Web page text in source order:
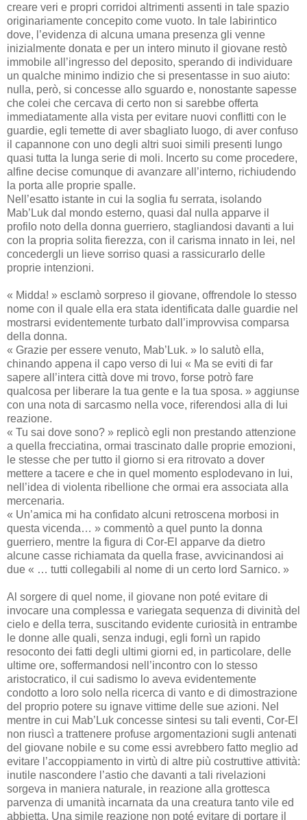
creare veri e propri corridoi altrimenti assenti in tale spazio
originariamente concepito come vuoto. In tale labirintico
dove, l’evidenza di alcuna umana presenza gli venne
inizialmente donata e per un intero minuto il giovane restò
immobile all’ingresso del deposito, sperando di individuare
un qualche minimo indizio che si presentasse in suo aiuto:
nulla, però, si concesse allo sguardo e, nonostante sapesse
che colei che cercava di certo non si sarebbe offerta
immediatamente alla vista per evitare nuovi conflitti con le
guardie, egli temette di aver sbagliato luogo, di aver confuso
il capannone con uno degli altri suoi simili presenti lungo
quasi tutta la lunga serie di moli. Incerto su come procedere,
alfine decise comunque di avanzare all’interno, richiudendo
la porta alle proprie spalle.
Nell’esatto istante in cui la soglia fu serrata, isolando
Mab’Luk dal mondo esterno, quasi dal nulla apparve il
profilo noto della donna guerriero, stagliandosi davanti a lui
con la propria solita fierezza, con il carisma innato in lei, nel
concedergli un lieve sorriso quasi a rassicurarlo delle
proprie intenzioni.
« Midda! » esclamò sorpreso il giovane, offrendole lo stesso
nome con il quale ella era stata identificata dalle guardie nel
mostrarsi evidentemente turbato dall’improvvisa comparsa
della donna.
« Grazie per essere venuto, Mab’Luk. » lo salutò ella,
chinando appena il capo verso di lui « Ma se eviti di far
sapere all’intera città dove mi trovo, forse potrò fare
qualcosa per liberare la tua gente e la tua sposa. » aggiunse
con una nota di sarcasmo nella voce, riferendosi alla di lui
reazione.
« Tu sai dove sono? » replicò egli non prestando attenzione
a quella frecciatina, ormai trascinato dalle proprie emozioni,
le stesse che per tutto il giorno si era ritrovato a dover
mettere a tacere e che in quel momento esplodevano in lui,
nell’idea di violenta ribellione che ormai era associata alla
mercenaria.
« Un’amica mi ha confidato alcuni retroscena morbosi in
questa vicenda… » commentò a quel punto la donna
guerriero, mentre la figura di Cor-El apparve da dietro
alcune casse richiamata da quella frase, avvicinandosi ai
due « … tutti collegabili al nome di un certo lord Sarnico. »
Al sorgere di quel nome, il giovane non poté evitare di
invocare una complessa e variegata sequenza di divinità del
cielo e della terra, suscitando evidente curiosità in entrambe
le donne alle quali, senza indugi, egli fornì un rapido
resoconto dei fatti degli ultimi giorni ed, in particolare, delle
ultime ore, soffermandosi nell’incontro con lo stesso
aristocratico, il cui sadismo lo aveva evidentemente
condotto a loro solo nella ricerca di vanto e di dimostrazione
del proprio potere su ignave vittime delle sue azioni. Nel
mentre in cui Mab’Luk concesse sintesi su tali eventi, Cor-El
non riuscì a trattenere profuse argomentazioni sugli antenati
del giovane nobile e su come essi avrebbero fatto meglio ad
evitare l’accoppiamento in virtù di altre più costruttive attività:
inutile nascondere l’astio che davanti a tali rivelazioni
sorgeva in maniera naturale, in reazione alla grottesca
parvenza di umanità incarnata da una creatura tanto vile ed
abbietta. Una simile reazione non poté evitare di portare il